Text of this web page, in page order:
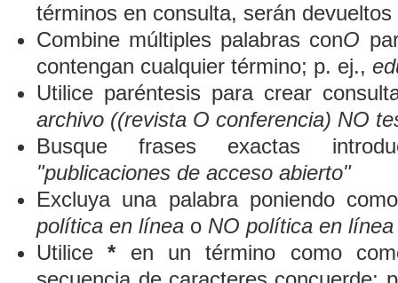
términos en consulta, serán
Combine múltiples palabras conO
contengan cualquier término; p. ej.,
Utilice paréntesis para crear
archivo ((revista O conferencia) NO
Busque frases exactas
"publicaciones de acceso abierto"
Excluya una palabra poniendo
política en línea o NO política en línea
Utilice* en un término como